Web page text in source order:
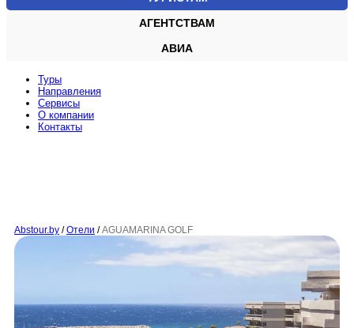
АГЕНТСТВАМ
АВИА
Туры
Направления
Сервисы
O компании
Контакты
Abstour.by / Отели / AGUAMARINA GOLF